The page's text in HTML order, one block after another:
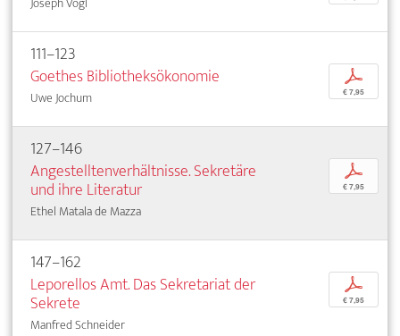
111–123
Goethes Bibliotheksökonomie
Uwe Jochum
p
€ 7,95
127–146
Angestelltenverhältnisse. Sekretäre
und ihre Literatur
Ethel Matala de Mazza
p
€ 7,95
147–162
Leporellos Amt. Das Sekretariat der
Sekrete
Manfred Schneider
p
€ 7,95